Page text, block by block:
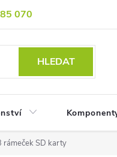
070
Reklamace
HLEDAT
rámeček SD karty